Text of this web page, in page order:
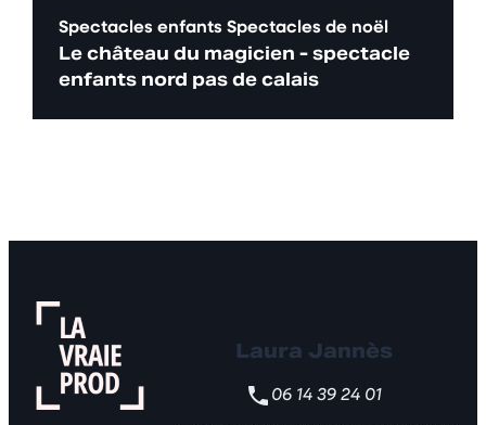
Spectacles enfants Spectacles de noël
Le château du magicien - spectacle
enfants nord pas de calais
Laura Jannès
06 14 39 24 01